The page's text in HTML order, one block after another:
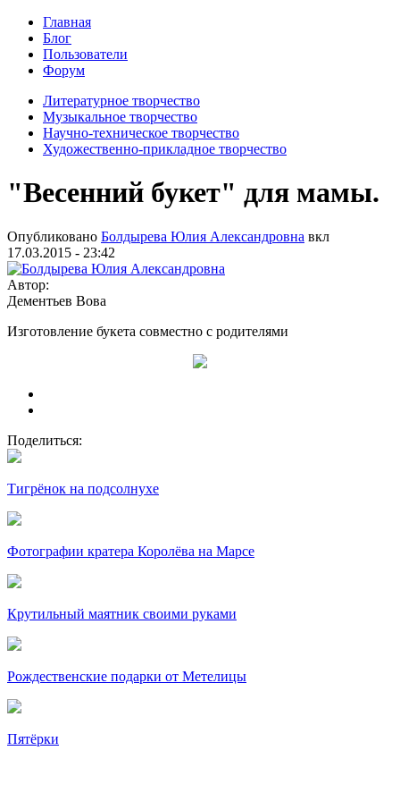
Главная
Блог
Пользователи
Форум
Литературное творчество
Музыкальное творчество
Научно-техническое творчество
Художественно-прикладное творчество
"Весенний букет" для мамы.
Опубликовано Болдырева Юлия Александровна вкл
17.03.2015 - 23:42
Автор:
Дементьев Вова
Изготовление букета совместно с родителями
Поделиться:
Тигрёнок на подсолнухе
Фотографии кратера Королёва на Марсе
Крутильный маятник своими руками
Рождественские подарки от Метелицы
Пятёрки